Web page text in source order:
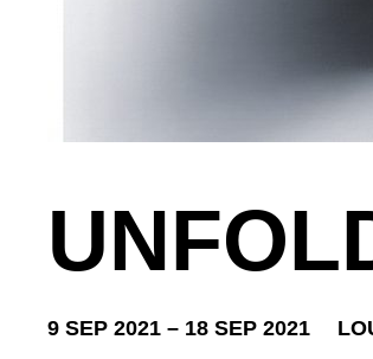
9 SEP 2021 – 18 SEP 2021